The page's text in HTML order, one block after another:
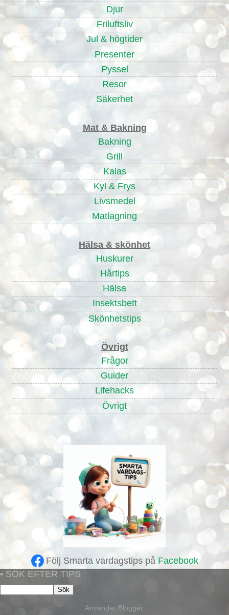
Djur
Friluftsliv
Jul & högtider
Presenter
Pyssel
Resor
Säkerhet
Mat & Bakning
Bakning
Grill
Kalas
Kyl & Frys
Livsmedel
Matlagning
Hälsa & skönhet
Huskurer
Hårtips
Hälsa
Insektsbett
Skönhetstips
Övrigt
Frågor
Guider
Lifehacks
Övrigt
Följ Smarta vardagstips på Facebook
• SÖK EFTER TIPS
Använder Blogger.